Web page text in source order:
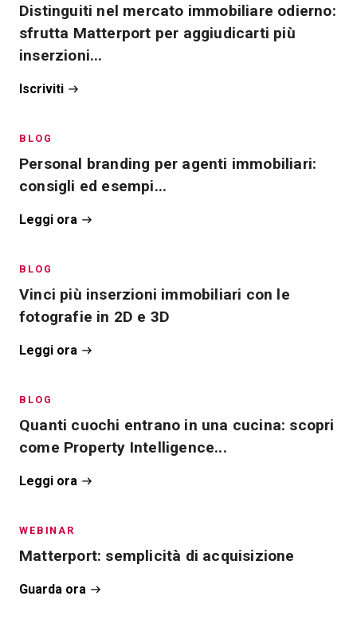
Distinguiti nel mercato immobiliare odierno:
sfrutta Matterport per aggiudicarti più
inserzioni...
Iscriviti
BLOG
Personal branding per agenti immobiliari:
consigli ed esempi...
Leggi ora
BLOG
Vinci più inserzioni immobiliari con le
fotografie in 2D e 3D
Leggi ora
BLOG
Quanti cuochi entrano in una cucina: scopri
come Property Intelligence...
Leggi ora
WEBINAR
Matterport: semplicità di acquisizione
Guarda ora